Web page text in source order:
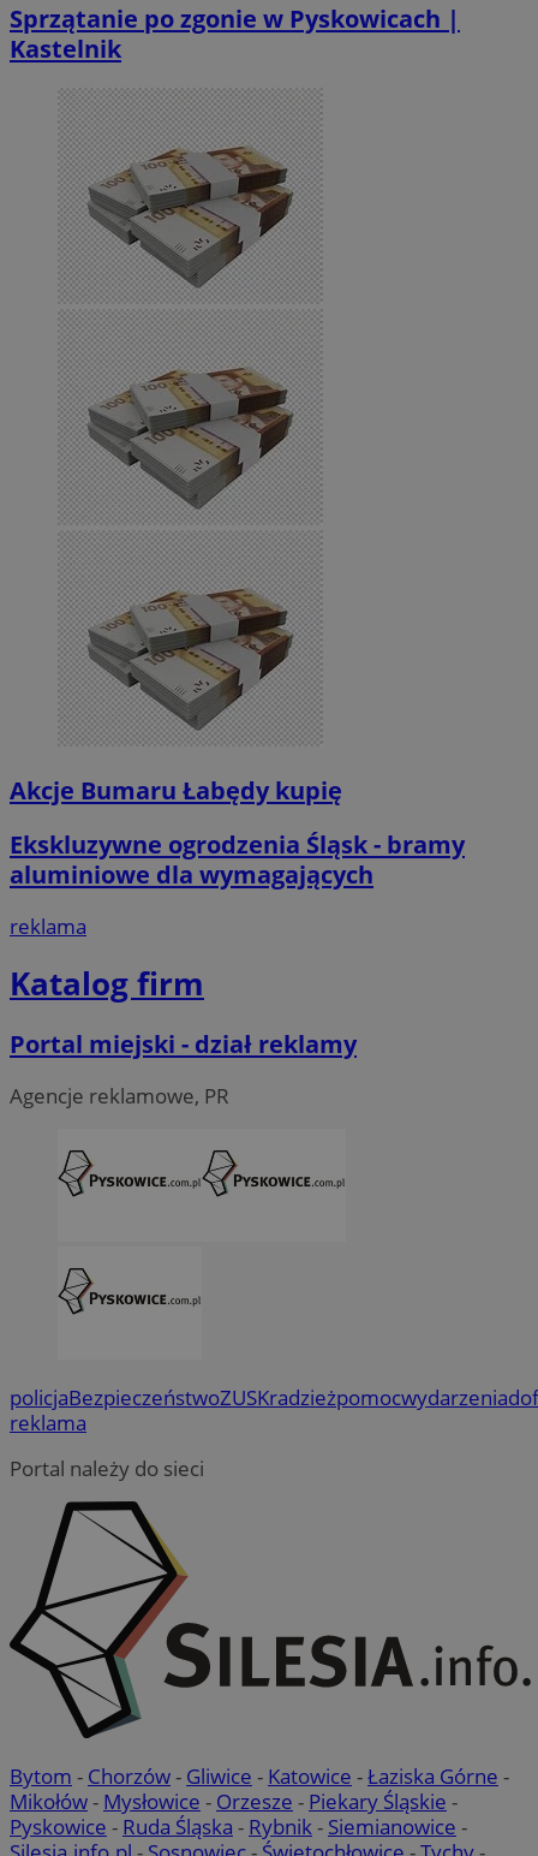
Sprzątanie po zgonie w Pyskowicach |
Kastelnik
Akcje Bumaru Łabędy kupię
Ekskluzywne ogrodzenia Śląsk - bramy
aluminiowe dla wymagających
reklama
Katalog firm
Portal miejski - dział reklamy
Agencje reklamowe, PR
policjaBezpieczeństwoZUSKradzieżpomocwydarzenia
reklama
Portal należy do sieci
Bytom - Chorzów- Gliwice - Katowice -Łaziska Górne -
Mikołów- Mysłowice - Orzesze - Piekary Śląskie -
Pyskowice - Ruda Śląska - Rybnik- Siemianowice -